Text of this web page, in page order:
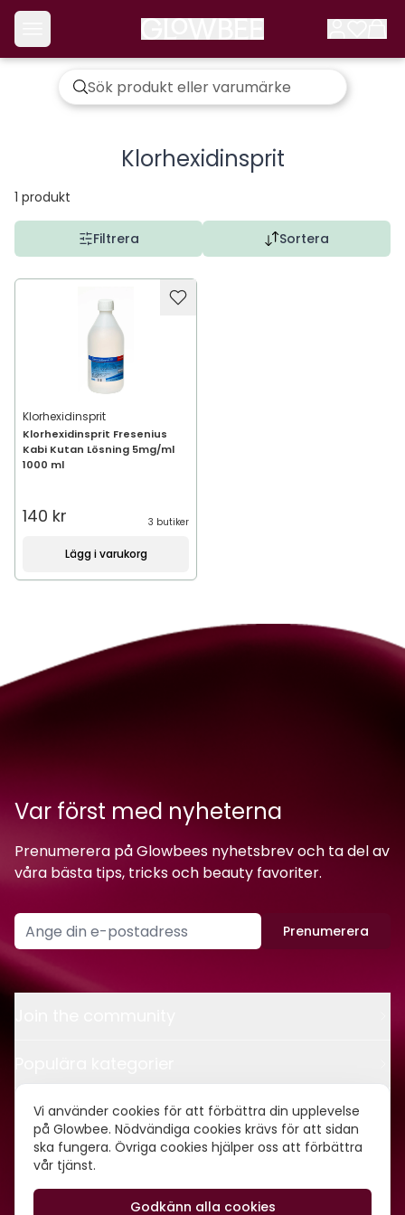
Vi använder cookies för att förbättra din upplevelse
på Glowbee. Nödvändiga cookies krävs för att sidan
ska fungera. Övriga cookies hjälper oss att förbättra
vår tjänst.
Godkänn alla cookies
Klorhexidinsprit
1 produkt
Filtrera Sortera
Klorhexidinsprit
Klorhexidinsprit Fresenius
Kabi Kutan Lösning 5mg/ml
1000 ml
140 kr 3 butiker
Lägg i varukorg
Var först med nyheterna
Prenumerera på Glowbees nyhetsbrev och ta del av
våra bästa tips, tricks och beauty favoriter.
Prenumerera
Kontakt
Om oss